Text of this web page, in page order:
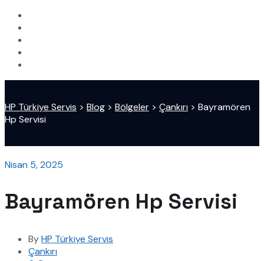
HP Türkiye Servis > Blog > Bölgeler > Çankırı > Bayramören
Hp Servisi
Nisan 5, 2025
Bayramören Hp Servisi
ByHP Türkiye Servis
Çankırı